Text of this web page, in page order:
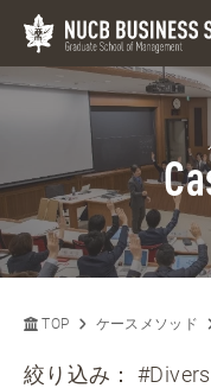
TOP ケースメソッド
絞り込み：